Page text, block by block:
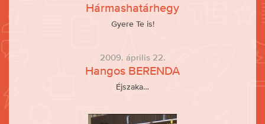
Hármashatárhegy
Gyere Te is!
2009. április 22.
Hangos BERENDA
Éjszaka…